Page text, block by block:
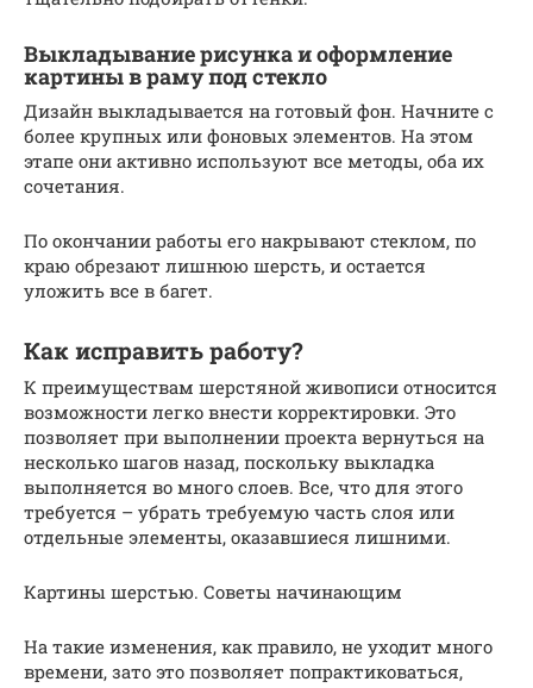
Выкладывание рисунка и оформление
картины в раму под стекло
Дизайн выкладывается на готовый фон. Начните с
более крупных или фоновых элементов. На этом
этапе они активно используют все методы, оба их
сочетания.
По окончании работы его накрывают стеклом, по
краю обрезают лишнюю шерсть, и остается
уложить все в багет.
Как исправить работу?
К преимуществам шерстяной живописи относится
возможности легко внести корректировки. Это
позволяет при выполнении проекта вернуться на
несколько шагов назад, поскольку выкладка
выполняется во много слоев. Все, что для этого
требуется – убрать требуемую часть слоя или
отдельные элементы, оказавшиеся лишними.
Картины шерстью. Советы начинающим
На такие изменения, как правило, не уходит много
времени, зато это позволяет попрактиковаться,